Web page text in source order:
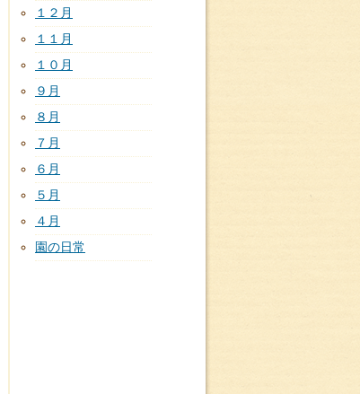
１２月
１１月
１０月
９月
８月
７月
６月
５月
４月
園の日常